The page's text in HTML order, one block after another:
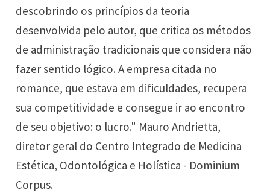
descobrindo os princípios da teoria
desenvolvida pelo autor, que critica os métodos
de administração tradicionais que considera não
fazer sentido lógico. A empresa citada no
romance, que estava em dificuldades, recupera
sua competitividade e consegue ir ao encontro
de seu objetivo: o lucro." Mauro Andrietta,
diretor geral do Centro Integrado de Medicina
Estética, Odontológica e Holística - Dominium
Corpus.